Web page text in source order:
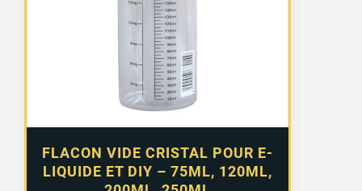
FLACON VIDE CRISTAL POUR E-
LIQUIDE ET DIY – 75ML, 120ML,
2,99 €
à
4,99 €